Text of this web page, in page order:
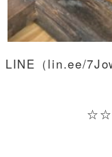
LINE（lin.ee/